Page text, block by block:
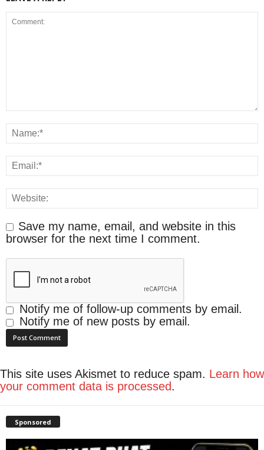
Save my name, email, and website in this
browser for the next time I comment.
Notify me of follow-up comments by email.
Notify me of new posts by email.
This site uses Akismet to reduce spam. Learn how
your comment data is processed.
Sponsored